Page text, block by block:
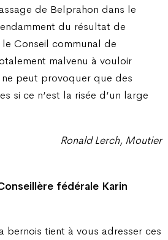
de Belprahon dans le
du résultat de
Conseil communal de
malvenu à vouloir
peut provoquer que des
si ce n’est la risée d’un large
Ronald Lerch, Moutier
fédérale Karin
bernois tient à vous adresser ces